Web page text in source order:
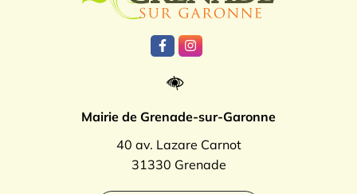
Lien vers le compte Facebook
Lien vers le compte
Mairie de Grenade-sur-Garonne
40 av. Lazare Carnot
31330 Grenade